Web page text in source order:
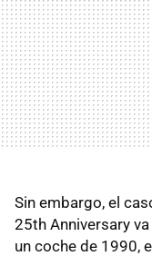
Sin embargo, el
25th Anniversary
un coche de 1990,